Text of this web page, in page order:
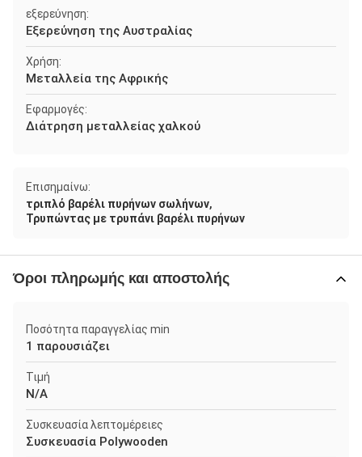
εξερεύνηση:
Εξερεύνηση της Αυστραλίας
Χρήση:
Μεταλλεία της Αφρικής
Εφαρμογές:
Διάτρηση μεταλλείας χαλκού
Επισημαίνω:
τριπλό βαρέλι πυρήνων σωλήνων,
Τρυπώντας με τρυπάνι βαρέλι πυρήνων
Όροι πληρωμής και αποστολής
Ποσότητα παραγγελίας min
1 παρουσιάζει
Τιμή
N/A
Συσκευασία λεπτομέρειες
Συσκευασία Polywooden